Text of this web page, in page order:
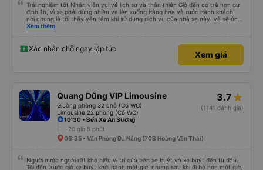
Trải nghiệm tốt Nhân viên vui vẻ lịch sự và thân thiện Giờ đến có trễ hơn dự
định 1h, vì xe phải dừng nhiều và lên xuống hàng hóa và rước hành khách,
nói chung là tối thấy yên tâm khi sử dụng dịch vụ của nhà xe này, và sẽ ủng
hộ và giới thiệu cho người thân sử dụng dịch vụ của nhà xe này
Xem thêm
Xác nhận chỗ ngay lập tức
Xem giá
Quang Dũng VIP Limousine
Giường phòng 32 chỗ (Có WC)
Limousine 22 phòng (Có WC)
3.7
(1141 đánh giá)
10:30 • Bến Xe An Sương
20 giờ 5 phút
06:35 • Văn Phòng Đà Nẵng (70B Hoàng Văn Thái)
Người nước ngoài rất khó hiểu vị trí của bến xe buýt và xe buýt đến từ đâu.
Tôi đến trước giờ xe buýt khởi hành một giờ, nhưng sau khi đi bộ hơn một giờ,